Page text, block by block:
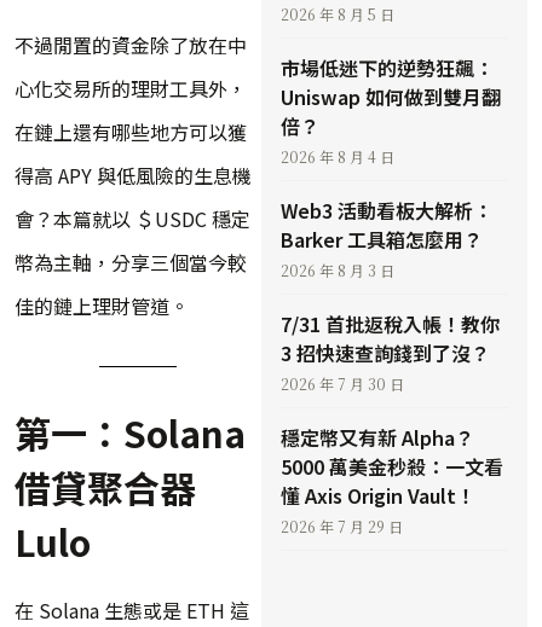
不過閒置的資金除了放在中
心化交易所的理財工具外，
在鏈上還有哪些地方可以獲
得高 APY 與低風險的生息機
會？本篇就以 ＄USDC 穩定
幣為主軸，分享三個當今較
佳的鏈上理財管道。
第一：Solana
借貸聚合器
Lulo
在 Solana 生態或是 ETH 這
2026 年 8 月 5 日
市場低迷下的逆勢狂飆：
Uniswap 如何做到雙月翻
倍？
2026 年 8 月 4 日
Web3 活動看板大解析：
Barker 工具箱怎麼用？
2026 年 8 月 3 日
7/31 首批返稅入帳！教你
3 招快速查詢錢到了沒？
2026 年 7 月 30 日
穩定幣又有新 Alpha？
5000 萬美金秒殺：一文看
懂 Axis Origin Vault！
2026 年 7 月 29 日